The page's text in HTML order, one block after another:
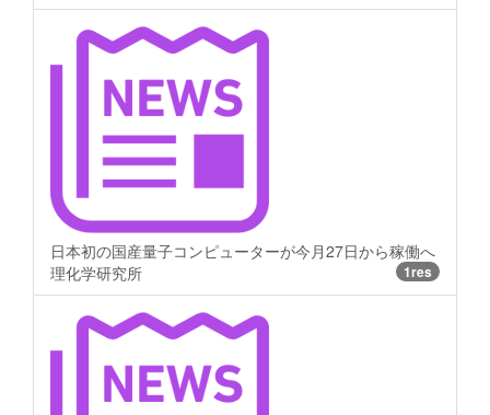
日本初の国産量子コンピューターが今月27日から稼働へ
理化学研究所
1res